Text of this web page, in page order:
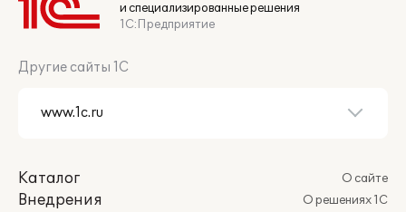
и специализированные решения
1С:Предприятие
Другие сайты 1С
Каталог
Внедрения
О сайте
О решениях 1С